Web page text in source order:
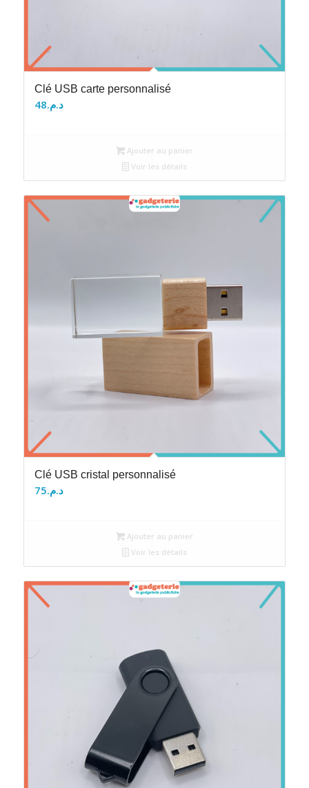
Clé USB carte personnalisé
د.م.48
Ajouter au panier
Voir les détails
Clé USB cristal personnalisé
د.م.75
Ajouter au panier
Voir les détails